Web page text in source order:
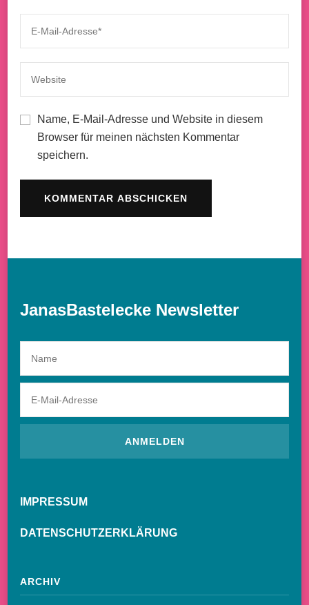
Name, E-Mail-Adresse und Website in diesem
Browser für meinen nächsten Kommentar
speichern.
JanasBastelecke Newsletter
IMPRESSUM
DATENSCHUTZERKLÄRUNG
ARCHIV